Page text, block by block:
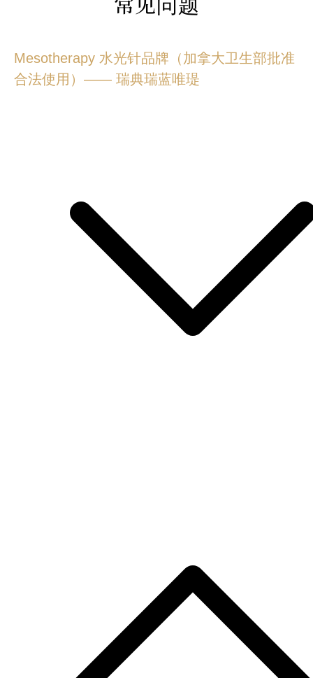
Mesotherapy 水光针品牌（加拿大卫生部批准
合法使用）—— 瑞典瑞蓝唯瑅